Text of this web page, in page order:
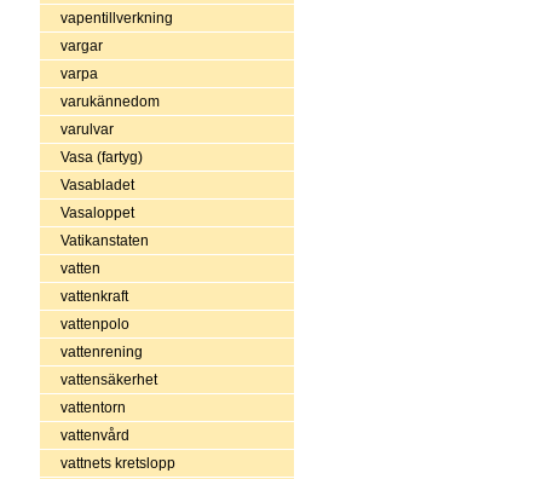
vapentillverkning
vargar
varpa
varukännedom
varulvar
Vasa (fartyg)
Vasabladet
Vasaloppet
Vatikanstaten
vatten
vattenkraft
vattenpolo
vattenrening
vattensäkerhet
vattentorn
vattenvård
vattnets kretslopp